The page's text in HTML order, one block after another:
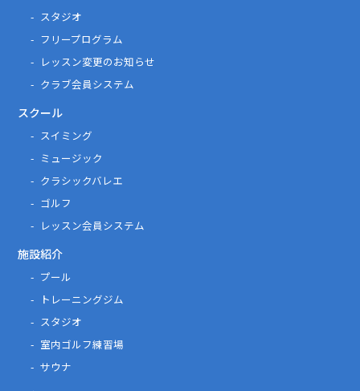
スタジオ
フリープログラム
レッスン変更のお知らせ
クラブ会員システム
スクール
スイミング
ミュージック
クラシックバレエ
ゴルフ
レッスン会員システム
施設紹介
プール
トレーニングジム
スタジオ
室内ゴルフ練習場
サウナ